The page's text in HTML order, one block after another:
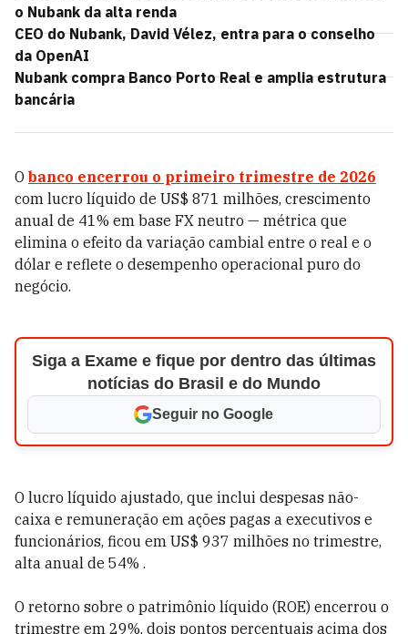
o Nubank da alta renda
CEO do Nubank, David Vélez, entra para o conselho
da OpenAI
Nubank compra Banco Porto Real e amplia estrutura
bancária
O banco encerrou o primeiro trimestre de 2026
com lucro líquido de US$ 871 milhões, crescimento
anual de 41% em base FX neutro — métrica que
elimina o efeito da variação cambial entre o real e o
dólar e reflete o desempenho operacional puro do
negócio.
Siga a Exame e fique por dentro das últimas
notícias do Brasil e do Mundo
Seguir no Google
O lucro líquido ajustado, que inclui despesas não-
caixa e remuneração em ações pagas a executivos e
funcionários, ficou em US$ 937 milhões no trimestre,
alta anual de 54% .
O retorno sobre o patrimônio líquido (ROE) encerrou o
trimestre em 29%, dois pontos percentuais acima dos